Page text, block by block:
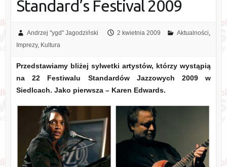
Standard’s Festival 2009
Andrzej "ygd" Jagodziński 2 kwietnia 2009 Aktualności,
Imprezy, Kultura
Przedstawiamy bliżej sylwetki artystów, którzy wystąpią
na 22 Festiwalu Standardów Jazzowych 2009 w
Siedlcach. Jako pierwsza – Karen Edwards.